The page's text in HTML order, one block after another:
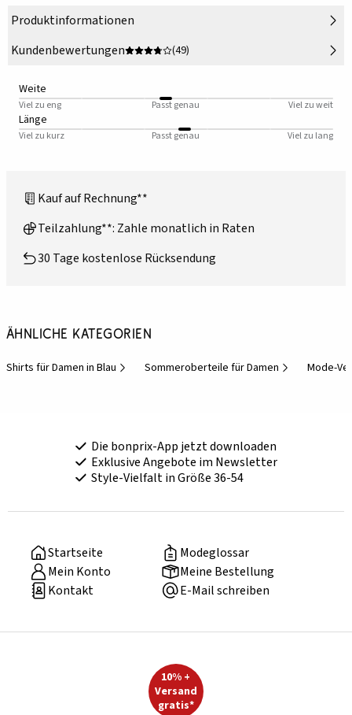
Produktinformationen
Kundenbewertungen
(49)
Weite
Viel zu eng Passt genau Viel zu weit
Länge
Viel zu kurz Passt genau Viel zu lang
Kauf auf Rechnung**
Teilzahlung**: Zahle monatlich in Raten
30 Tage kostenlose Rücksendung
Ähnliche Kategorien
Shirts für Damen in Blau Sommeroberteile für Damen Mode-
Die bonprix-App jetzt downloaden
Exklusive Angebote im Newsletter
Style-Vielfalt in Größe 36-54
Startseite
Modeglossar
Mein Konto
Meine Bestellung
Kontakt
E-Mail schreiben
10% +
Versand
gratis*